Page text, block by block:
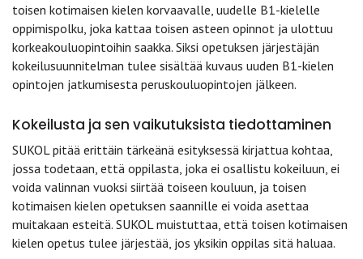
toisen kotimaisen kielen korvaavalle, uudelle B1-kielelle
oppimispolku, joka kattaa toisen asteen opinnot ja ulottuu
korkeakouluopintoihin saakka. Siksi opetuksen järjestäjän
kokeilusuunnitelman tulee sisältää kuvaus uuden B1-kielen
opintojen jatkumisesta peruskouluopintojen jälkeen.
Kokeilusta ja sen vaikutuksista tiedottaminen
SUKOL pitää erittäin tärkeänä esityksessä kirjattua kohtaa,
jossa todetaan, että oppilasta, joka ei osallistu kokeiluun, ei
voida valinnan vuoksi siirtää toiseen kouluun, ja toisen
kotimaisen kielen opetuksen saannille ei voida asettaa
muitakaan esteitä. SUKOL muistuttaa, että toisen kotimaisen
kielen opetus tulee järjestää, jos yksikin oppilas sitä haluaa.